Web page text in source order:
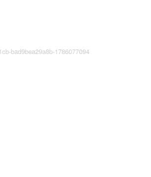
bad9bea29a8b-1786077094